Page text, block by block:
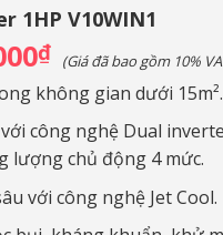
1HP V10WIN1
₫Giá
hiện
tại
là:
8.790.000₫.
(Giá đã bao gồm 10%
không gian dưới 15m².
công nghệ Dual
lượng chủ động 4 mức.
với công nghệ Jet Cool.